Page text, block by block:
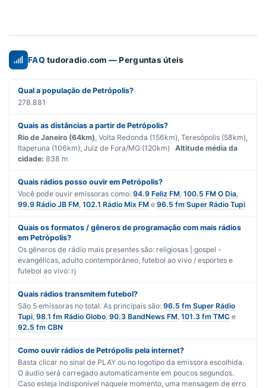
FAQ tudoradio.com — Perguntas úteis
Qual a população de Petrópolis?
278.881
Quais as distâncias a partir de Petrópolis?
Rio de Janeiro (64km) , Volta Redonda (156km), Teresópolis (58km),
Itaperuna (106km), Juiz de Fora/MG (120km) Altitude média da
cidade: 838 m
Quais rádios posso ouvir em Petrópolis?
Você pode ouvir emissoras como: 94.9 Feliz FM 100.5 FM O Dia
99.9 Rádio JB FM 102.1 Rádio Mix FM e 96.5 fm Super Rádio Tupi
Quais os formatos / gêneros de programação com mais rádios
em Petrópolis?
Os gêneros de rádio mais presentes são: religiosas | gospel -
evangélicas adulto contemporâneo futebol ao vivo / esportes e
futebol ao vivo: rj
Quais rádios transmitem futebol?
São 5 emissoras no total. As principais são: 96.5 fm Super Rádio
Tupi 98.1 fm Rádio Globo 90.3 BandNews FM 101.3 fm TMC e
92.5 fm CBN
Como ouvir rádios de Petrópolis pela internet?
Basta clicar no sinal de PLAY ou no logotipo da emissora escolhida.
O áudio será carregado automaticamente em poucos segundos.
Caso esteja indisponível naquele momento, uma mensagem de erro